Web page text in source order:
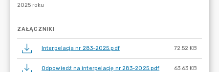
ZAŁĄCZNIKI
Interpelacja nr 283-2025.pdf 72.52 KB
Odpowiedź na interpelację nr 283-2025.pdf 63.63 KB